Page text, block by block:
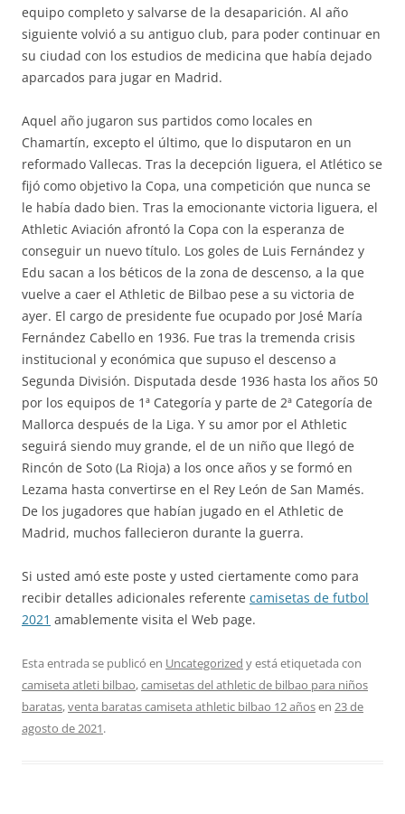
equipo completo y salvarse de la desaparición. Al año
siguiente volvió a su antiguo club, para poder continuar en
su ciudad con los estudios de medicina que había dejado
aparcados para jugar en Madrid.
Aquel año jugaron sus partidos como locales en
Chamartín, excepto el último, que lo disputaron en un
reformado Vallecas. Tras la decepción liguera, el Atlético se
fijó como objetivo la Copa, una competición que nunca se
le había dado bien. Tras la emocionante victoria liguera, el
Athletic Aviación afrontó la Copa con la esperanza de
conseguir un nuevo título. Los goles de Luis Fernández y
Edu sacan a los béticos de la zona de descenso, a la que
vuelve a caer el Athletic de Bilbao pese a su victoria de
ayer. El cargo de presidente fue ocupado por José María
Fernández Cabello en 1936. Fue tras la tremenda crisis
institucional y económica que supuso el descenso a
Segunda División. Disputada desde 1936 hasta los años 50
por los equipos de 1ª Categoría y parte de 2ª Categoría de
Mallorca después de la Liga. Y su amor por el Athletic
seguirá siendo muy grande, el de un niño que llegó de
Rincón de Soto (La Rioja) a los once años y se formó en
Lezama hasta convertirse en el Rey León de San Mamés.
De los jugadores que habían jugado en el Athletic de
Madrid, muchos fallecieron durante la guerra.
Si usted amó este poste y usted ciertamente como para
recibir detalles adicionales referente camisetas de futbol
2021 amablemente visita el Web page.
Esta entrada se publicó en Uncategorized y está etiquetada con
camiseta atleti bilbao,camisetas del athletic de bilbao para niños
baratas,venta baratas camiseta athletic bilbao 12 añosen 23 de
agosto de 2021.